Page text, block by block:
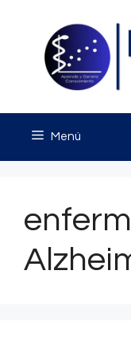
contenido
Menú